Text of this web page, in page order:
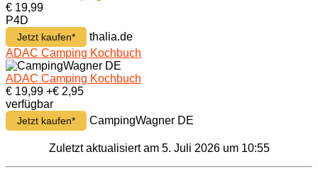
€ 19,99
P4D
Jetzt kaufen*
thalia.de
ADAC Camping Kochbuch
ADAC Camping Kochbuch
€ 19,99 +€ 2,95
verfügbar
Jetzt kaufen* CampingWagner DE
Zuletzt aktualisiert am 5. Juli 2026 um 10:55